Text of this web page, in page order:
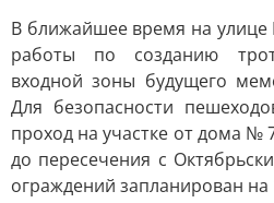
В ближайшее время на
работы по созданию
входной зоны будущего
Для безопасности
проход на участке от дома
до пересечения с
ограждений запланирован на